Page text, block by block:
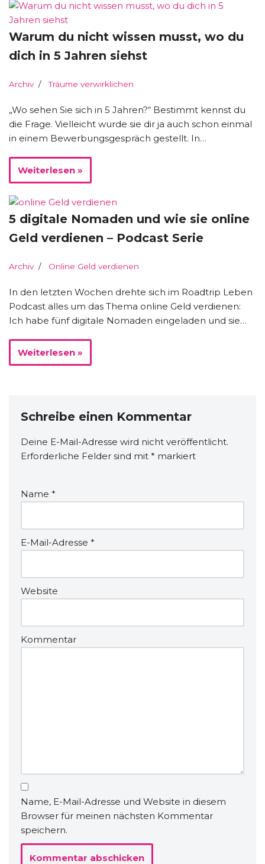
Warum du nicht wissen musst, wo du
dich in 5 Jahren siehst
Archiv Träume verwirklichen
„Wo sehen Sie sich in 5 Jahren?“ Bestimmt kennst du
die Frage. Vielleicht wurde sie dir ja auch schon einmal
in einem Bewerbungsgespräch gestellt. In…
Weiterlesen »
5 digitale Nomaden und wie sie online
Geld verdienen – Podcast Serie
Archiv Online Geld verdienen
In den letzten Wochen drehte sich im Roadtrip Leben
Podcast alles um das Thema online Geld verdienen:
Ich habe fünf digitale Nomaden eingeladen und sie…
Weiterlesen »
Schreibe einen Kommentar
Deine E-Mail-Adresse wird nicht veröffentlicht.
Erforderliche Felder sind mit * markiert
Name *
E-Mail-Adresse *
Website
Kommentar
Name, E-Mail-Adresse und Website in diesem
Browser für meinen nächsten Kommentar
speichern.